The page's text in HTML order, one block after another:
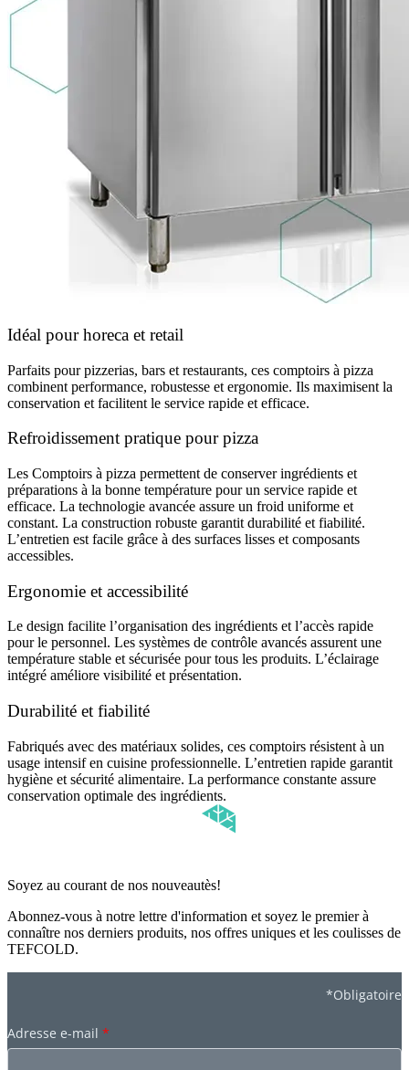
Idéal pour horeca et retail
Parfaits pour pizzerias, bars et restaurants, ces comptoirs à pizza
combinent performance, robustesse et ergonomie. Ils maximisent la
conservation et facilitent le service rapide et efficace.
Refroidissement pratique pour pizza
Les Comptoirs à pizza permettent de conserver ingrédients et
préparations à la bonne température pour un service rapide et
efficace. La technologie avancée assure un froid uniforme et
constant. La construction robuste garantit durabilité et fiabilité.
L’entretien est facile grâce à des surfaces lisses et composants
accessibles.
Ergonomie et accessibilité
Le design facilite l’organisation des ingrédients et l’accès rapide
pour le personnel. Les systèmes de contrôle avancés assurent une
température stable et sécurisée pour tous les produits. L’éclairage
intégré améliore visibilité et présentation.
Durabilité et fiabilité
Fabriqués avec des matériaux solides, ces comptoirs résistent à un
usage intensif en cuisine professionnelle. L’entretien rapide garantit
hygiène et sécurité alimentaire. La performance constante assure
conservation optimale des ingrédients.
Soyez au courant de nos nouveautès!
Abonnez-vous à notre lettre d'information et soyez le premier à
connaître nos derniers produits, nos offres uniques et les coulisses de
TEFCOLD.
*Obligatoire
Adresse e-mail *